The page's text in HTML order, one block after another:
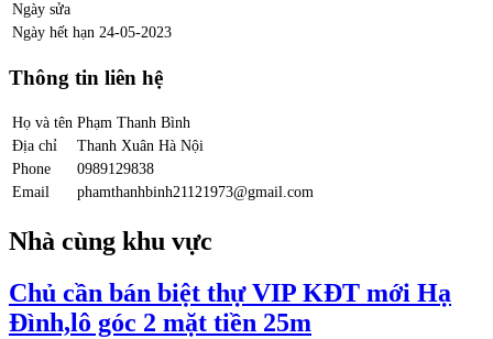
Ngày sửa
Ngày hết hạn 24-05-2023
Thông tin liên hệ
Họ và tên Phạm Thanh Bình
Địa chỉ
Thanh Xuân Hà Nội
Phone
0989129838
Email
phamthanhbinh21121973@gmail.com
Nhà cùng khu vực
Chủ cần bán biệt thự VIP KĐT mới Hạ
Đình,lô góc 2 mặt tiền 25m